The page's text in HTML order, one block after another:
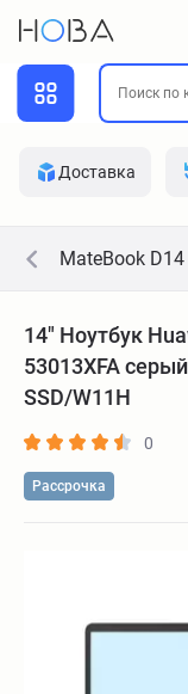
Доставка
MateBook D14
14" Ноутбук
53013XFA
SSD/W11H
0
Рассрочка